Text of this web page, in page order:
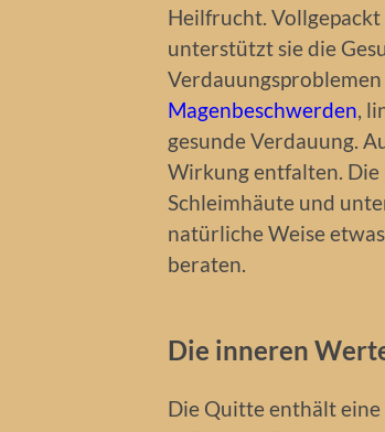
Heilfrucht.
unterstützt sie die
Magenbeschwerden,
gesunde Verdauung.
Wirkung entfalten.
Schleimhäute und
natürliche Weise
beraten.
Die inneren
Die Quitte enthält